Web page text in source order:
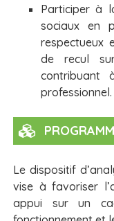
Participer à
sociaux en
respectueux
de recul
contribuant
professionnel.
Le dispositif
vise à favoriser
appui sur un